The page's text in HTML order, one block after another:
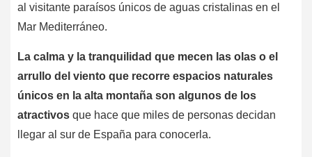
al visitante paraísos únicos de aguas cristalinas en el
Mar Mediterráneo.
La calma y la tranquilidad que mecen las olas o el
arrullo del viento que recorre espacios naturales
únicos en la alta montaña son algunos de los
atractivos que hace que miles de personas decidan
llegar al sur de España para conocerla.